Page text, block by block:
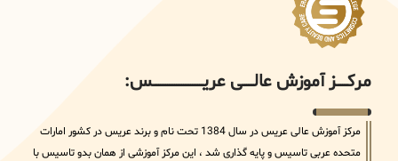
مرکــــــز آموزش عالــــــی عریــــــــــــــــــــــــــــس:
مرکز آموزش عالی عریس در سال 1384 تحت نام و برند عریس در کشور امارات
متحده عربی تاسیس و پایه گذاری شد ، این مرکز آموزشی از همان بدو تاسیس با